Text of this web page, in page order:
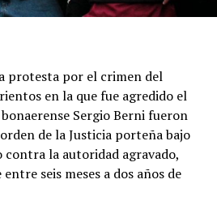
protesta por el crimen del
en la que fue agredido el
Sergio Berni fueron
de la Justicia porteña bajo
contra la autoridad agravado,
seis meses a dos años de